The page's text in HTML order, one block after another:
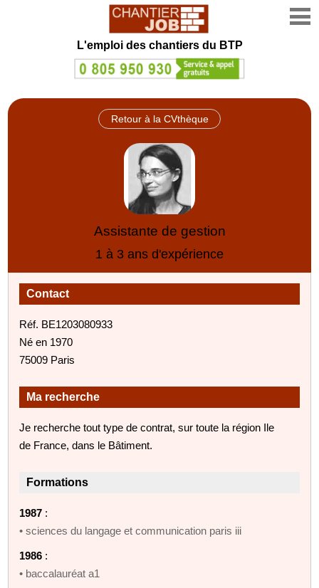
L'emploi des chantiers du BTP
Retour à la CVthèque
Assistante de gestion
1 à 3 ans d'expérience
Contact
Réf. BE1203080933
Né en 1970
75009 Paris
Ma recherche
Je recherche tout type de contrat, sur toute la région Ile
de France, dans le Bâtiment.
Formations
1987 :
• sciences du langage et communication paris iii
1986 :
• baccalauréat a1